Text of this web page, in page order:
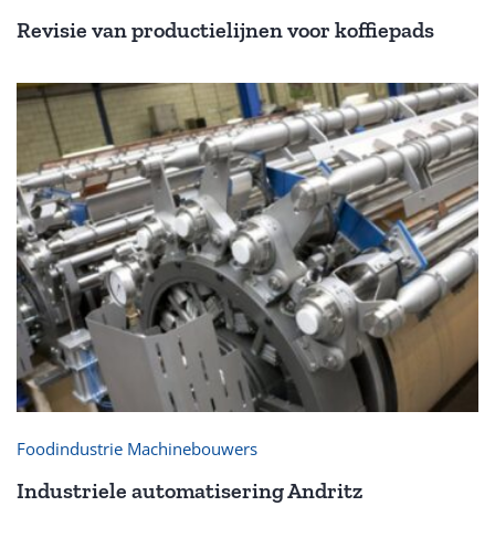
Revisie van productielijnen voor koffiepads
Foodindustrie Machinebouwers
Industriele automatisering Andritz